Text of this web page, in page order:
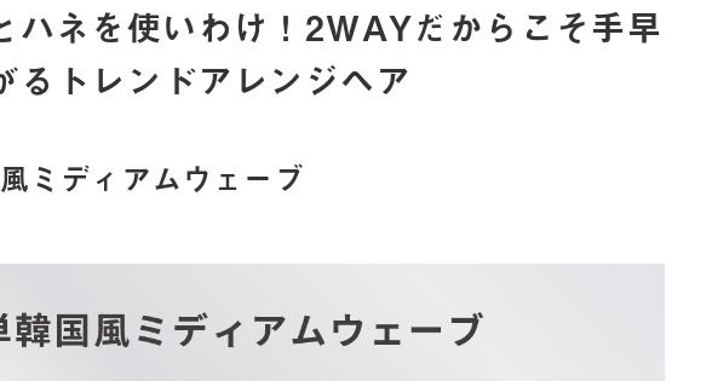
ハネを使いわけ！2WAYだからこそ手早
るトレンドアレンジヘア
ミディアムウェーブ